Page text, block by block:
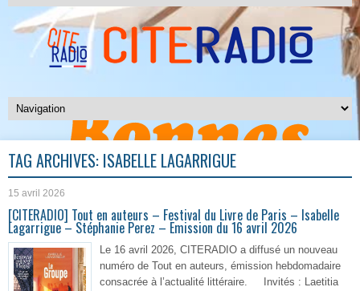
TAG ARCHIVES: ISABELLE LAGARRIGUE
15 avril 2026
[CITERADIO] Tout en auteurs – Festival du Livre de Paris – Isabelle
Lagarrigue – Stéphanie Perez – Emission du 16 avril 2026
Le 16 avril 2026, CITERADIO a diffusé un nouveau
numéro de Tout en auteurs, émission hebdomadaire
consacrée à l’actualité littéraire. Invités : Laetitia